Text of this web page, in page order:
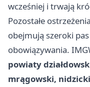
wcześniej i trwają
Pozostałe
obejmują szeroki
obowiązywania.
powiaty
mrągowski,